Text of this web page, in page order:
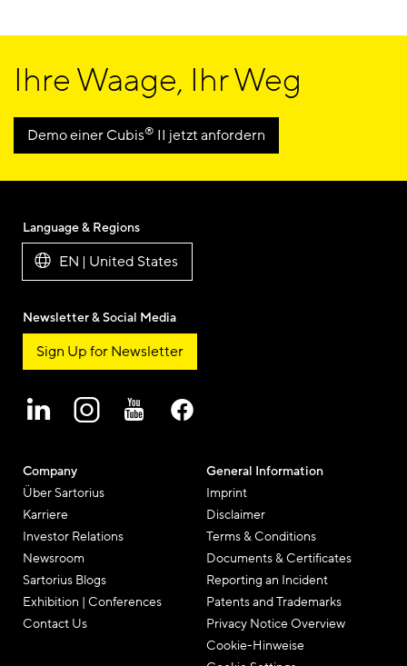
Ihre Waage, Ihr Weg
Demo einer Cubis® II jetzt anfordern
Company
Über Sartorius
Karriere
Investor Relations
Newsroom
Sartorius Blogs
Exhibition | Conferences
Contact Us
General Information
Imprint
Disclaimer
Terms & Conditions
Documents & Certificates
Reporting an Incident
Patents and Trademarks
Privacy Notice Overview
Cookie-Hinweise
Language & Regions
EN | United States
Newsletter & Social Media
Sign Up for Newsletter